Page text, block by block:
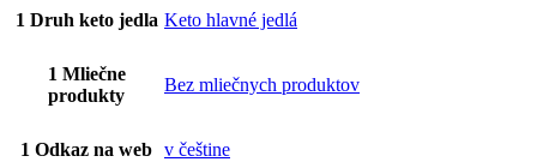
1 Druh keto jedla Keto hlavné jedlá
1 Mliečne
produkty
Bez mliečnych produktov
1 Odkaz na web v češtine